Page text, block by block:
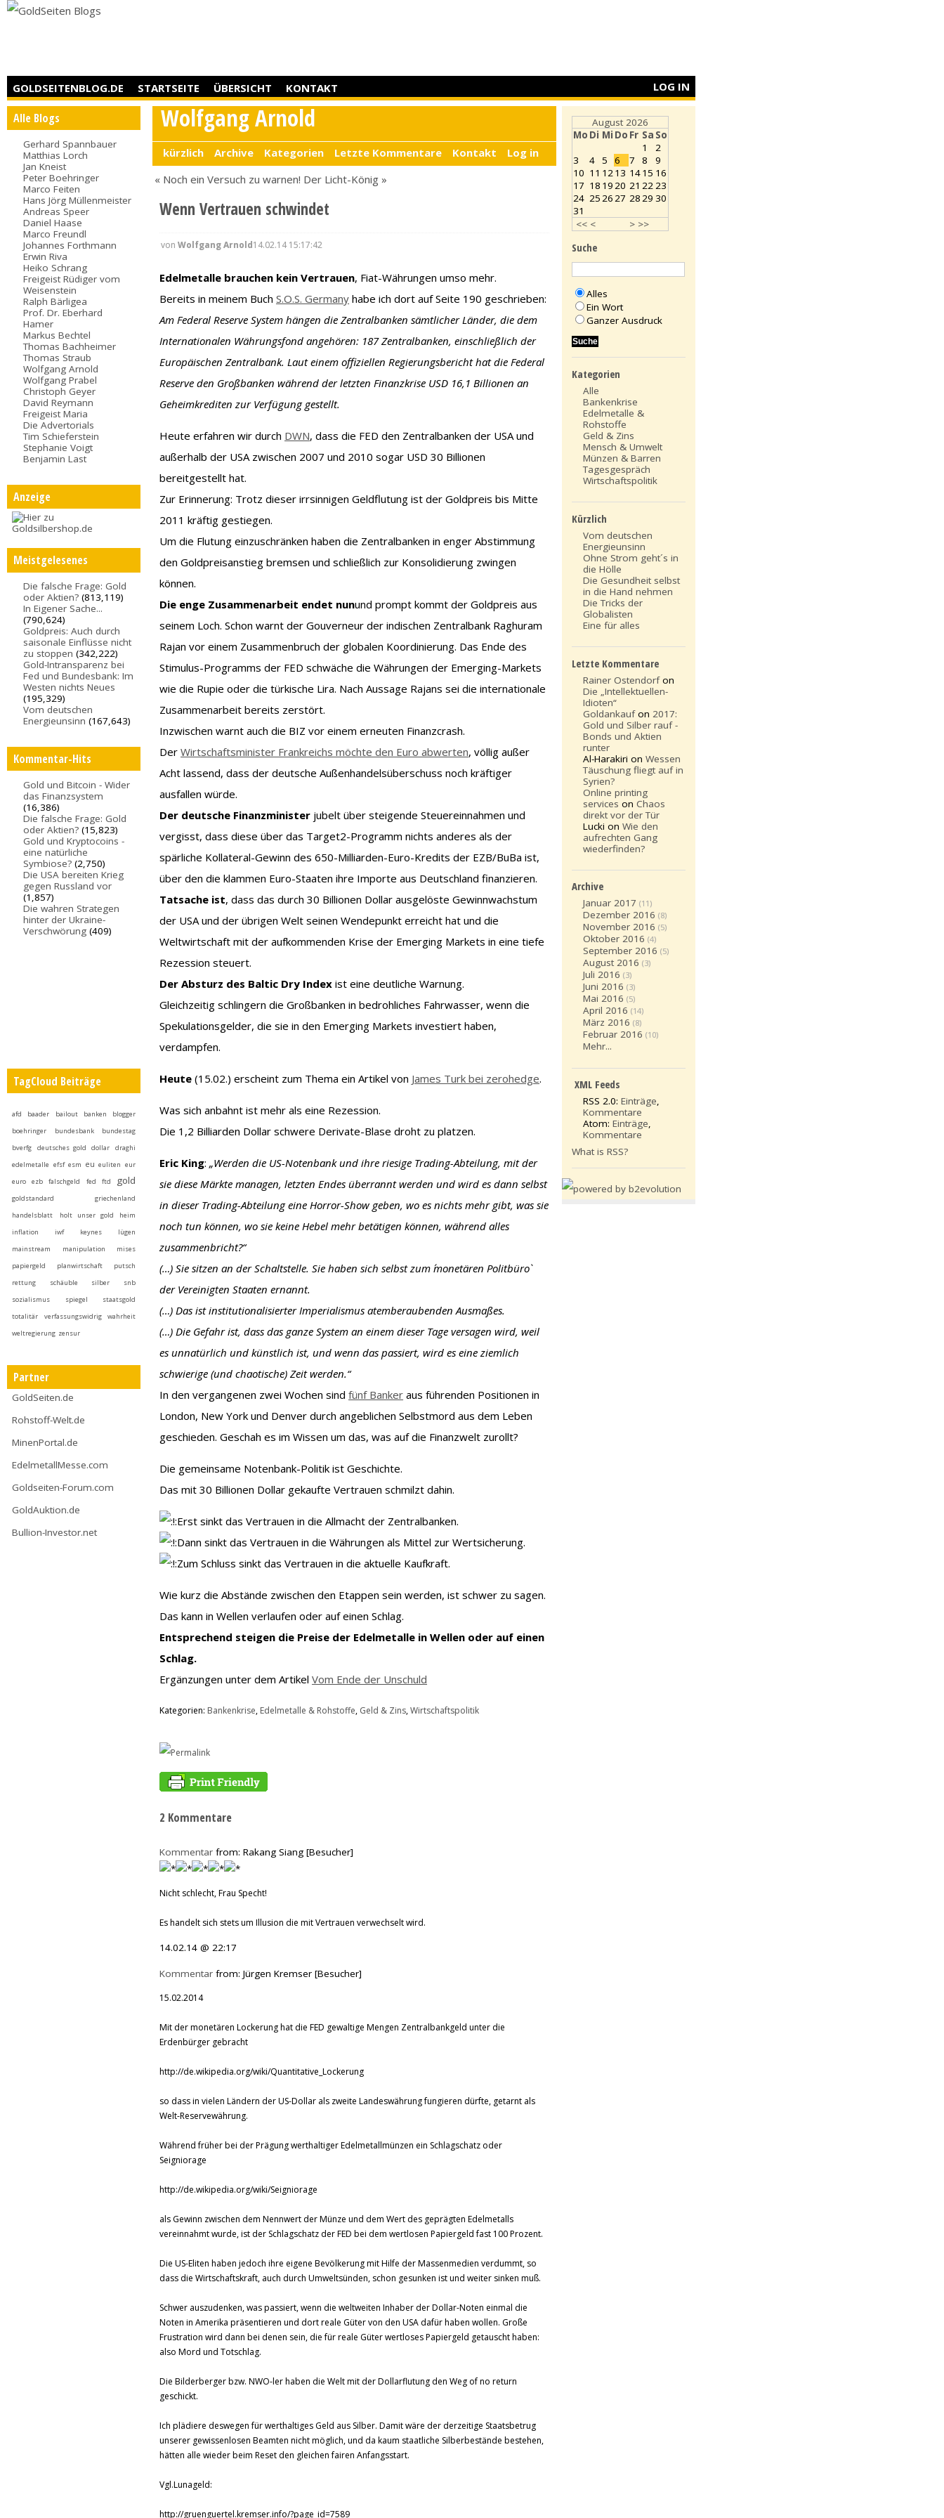
GOLDSEITENBLOG.DE STARTSEITE ÜBERSICHT KONTAKT LOG IN
Alle Blogs
Gerhard Spannbauer
Matthias Lorch
Jan Kneist
Peter Boehringer
Marco Feiten
Hans Jörg Müllenmeister
Andreas Speer
Daniel Haase
Marco Freundl
Johannes Forthmann
Erwin Riva
Heiko Schrang
Freigeist Rüdiger vom
Weisenstein
Ralph Bärligea
Prof. Dr. Eberhard
Hamer
Markus Bechtel
Thomas Bachheimer
Thomas Straub
Wolfgang Arnold
Wolfgang Prabel
Christoph Geyer
David Reymann
Freigeist Maria
Die Advertorials
Tim Schieferstein
Stephanie Voigt
Benjamin Last
Anzeige
Meistgelesenes
Die falsche Frage: Gold
oder Aktien? (813,119)
In Eigener Sache...
(790,624)
Goldpreis: Auch durch
saisonale Einflüsse nicht
zu stoppen (342,222)
Gold-Intransparenz bei
Fed und Bundesbank: Im
Westen nichts Neues
(195,329)
Vom deutschen
Energieunsinn (167,643)
Kommentar-Hits
Gold und Bitcoin - Wider
das Finanzsystem
(16,386)
Die falsche Frage: Gold
oder Aktien? (15,823)
Gold und Kryptocoins -
eine natürliche
Symbiose? (2,750)
Die USA bereiten Krieg
gegen Russland vor
(1,857)
Die wahren Strategen
hinter der Ukraine-
Verschwörung (409)
TagCloud Beiträge
afd baader bailout banken
blogger
boehringer
bundesbank
bundestag
bverfg
deutsches gold dollar
draghi
edelmetalle efsf esm eu euliten eur
euro
ezb falschgeld fed ftd gold
goldstandard
griechenland
handelsblatt
holt unser gold heim
inflation
iwf keynes
lügen
mainstream
manipulation
mises
papiergeld
planwirtschaft
putsch
rettung
schäuble silber
snb
sozialismus
spiegel
staatsgold
totalitär
verfassungswidrig
wahrheit
weltregierung zensur
Partner
GoldSeiten.de
Rohstoff-Welt.de
MinenPortal.de
EdelmetallMesse.com
Goldseiten-Forum.com
GoldAuktion.de
Bullion-Investor.net
Wolfgang Arnold
kürzlich Archive Kategorien Letzte Kommentare Kontakt
Log in
« Noch ein Versuch zu warnen! Der Licht-König »
Wenn Vertrauen schwindet
von Wolfgang Arnold14.02.14 15:17:42
Edelmetalle brauchen kein Vertrauen, Fiat-Währungen umso mehr.
Bereits in meinem BuchS.O.S. Germany habe ich dort auf Seite 190 geschrieben:
Am Federal Reserve System hängen die Zentralbanken sämtlicher Länder, die dem
Internationalen Währungsfond angehören: 187 Zentralbanken, einschließlich der
Europäischen Zentralbank. Laut einem offiziellen Regierungsbericht hat die Federal
Reserve den Großbanken während der letzten Finanzkrise USD 16,1 Billionen an
Geheimkrediten zur Verfügung gestellt.
Heute erfahren wir durch DWN, dass die FED den Zentralbanken der USA und
außerhalb der USA zwischen 2007 und 2010 sogar USD 30 Billionen
bereitgestellt hat.
Zur Erinnerung: Trotz dieser irrsinnigen Geldflutung ist der Goldpreis bis Mitte
2011 kräftig gestiegen.
Um die Flutung einzuschränken haben die Zentralbanken in enger Abstimmung
den Goldpreisanstieg bremsen und schließlich zur Konsolidierung zwingen
können.
Die enge Zusammenarbeit endet nunund prompt kommt der Goldpreis aus
seinem Loch. Schon warnt der Gouverneur der indischen Zentralbank Raghuram
Rajan vor einem Zusammenbruch der globalen Koordinierung. Das Ende des
Stimulus-Programms der FED schwäche die Währungen der Emerging-Markets
wie die Rupie oder die türkische Lira. Nach Aussage Rajans sei die internationale
Zusammenarbeit bereits zerstört.
Inzwischen warnt auch die BIZ vor einem erneuten Finanzcrash.
DerWirtschaftsminister Frankreichs möchte den Euro abwerten, völlig außer
Acht lassend, dass der deutsche Außenhandelsüberschuss noch kräftiger
ausfallen würde.
Der deutsche Finanzminister jubelt über steigende Steuereinnahmen und
vergisst, dass diese über das Target2-Programm nichts anderes als der
spärliche Kollateral-Gewinn des 650-Milliarden-Euro-Kredits der EZB/BuBa ist,
über den die klammen Euro-Staaten ihre Importe aus Deutschland finanzieren.
Tatsache ist, dass das durch 30 Billionen Dollar ausgelöste Gewinnwachstum
der USA und der übrigen Welt seinen Wendepunkt erreicht hat und die
Weltwirtschaft mit der aufkommenden Krise der Emerging Markets in eine tiefe
Rezession steuert.
Der Absturz des Baltic Dry Index ist eine deutliche Warnung.
Gleichzeitig schlingern die Großbanken in bedrohliches Fahrwasser, wenn die
Spekulationsgelder, die sie in den Emerging Markets investiert haben,
verdampfen.
Heute (15.02.) erscheint zum Thema ein Artikel von James Turk bei zerohedge.
Was sich anbahnt ist mehr als eine Rezession.
Die 1,2 Billiarden Dollar schwere Derivate-Blase droht zu platzen.
Eric King:„Werden die US-Notenbank und ihre riesige Trading-Abteilung, mit der
sie diese Märkte managen, letzten Endes überrannt werden und wird es dann selbst
in dieser Trading-Abteilung eine Horror-Show geben, wo es nichts mehr gibt, was sie
noch tun können, wo sie keine Hebel mehr betätigen können, während alles
zusammenbricht?“
(…) Sie sitzen an der Schaltstelle. Sie haben sich selbst zum ´monetären Politbüro`
der Vereinigten Staaten ernannt.
(…) Das ist institutionalisierter Imperialismus atemberaubenden Ausmaßes.
(…) Die Gefahr ist, dass das ganze System an einem dieser Tage versagen wird, weil
es unnatürlich und künstlich ist, und wenn das passiert, wird es eine ziemlich
schwierige (und chaotische) Zeit werden.“
In den vergangenen zwei Wochen sindfünf Banker aus führenden Positionen in
London, New York und Denver durch angeblichen Selbstmord aus dem Leben
geschieden. Geschah es im Wissen um das, was auf die Finanzwelt zurollt?
Die gemeinsame Notenbank-Politik ist Geschichte.
Das mit 30 Billionen Dollar gekaufte Vertrauen schmilzt dahin.
Erst sinkt das Vertrauen in die Allmacht der Zentralbanken.
Dann sinkt das Vertrauen in die Währungen als Mittel zur Wertsicherung.
Zum Schluss sinkt das Vertrauen in die aktuelle Kaufkraft.
Wie kurz die Abstände zwischen den Etappen sein werden, ist schwer zu sagen.
Das kann in Wellen verlaufen oder auf einen Schlag.
Entsprechend steigen die Preise der Edelmetalle in Wellen oder auf einen
Schlag.
Ergänzungen unter dem ArtikelVom Ende der Unschuld
Kategorien: Bankenkrise, Edelmetalle & Rohstoffe, Geld & Zins,Wirtschaftspolitik
2 Kommentare
Kommentar from: Rakang Siang [Besucher]
Nicht schlecht, Frau Specht!
Es handelt sich stets um Illusion die mit Vertrauen verwechselt wird.
14.02.14 @ 22:17
Kommentar from: Jürgen Kremser [Besucher]
15.02.2014
Mit der monetären Lockerung hat die FED gewaltige Mengen Zentralbankgeld unter die
Erdenbürger gebracht
http://de.wikipedia.org/wiki/Quantitative_Lockerung
so dass in vielen Ländern der US-Dollar als zweite Landeswährung fungieren dürfte, getarnt als
Welt-Reservewährung.
Während früher bei der Prägung werthaltiger Edelmetallmünzen ein Schlagschatz oder
Seigniorage
http://de.wikipedia.org/wiki/Seigniorage
als Gewinn zwischen dem Nennwert der Münze und dem Wert des geprägten Edelmetalls
vereinnahmt wurde, ist der Schlagschatz der FED bei dem wertlosen Papiergeld fast 100 Prozent.
Die US-Eliten haben jedoch ihre eigene Bevölkerung mit Hilfe der Massenmedien verdummt, so
dass die Wirtschaftskraft, auch durch Umweltsünden, schon gesunken ist und weiter sinken muß.
Schwer auszudenken, was passiert, wenn die weltweiten Inhaber der Dollar-Noten einmal die
Noten in Amerika präsentieren und dort reale Güter von den USA dafür haben wollen. Große
Frustration wird dann bei denen sein, die für reale Güter wertloses Papiergeld getauscht haben:
also Mord und Totschlag.
Die Bilderberger bzw. NWO-ler haben die Welt mit der Dollarflutung den Weg of no return
geschickt.
Ich plädiere deswegen für werthaltiges Geld aus Silber. Damit wäre der derzeitige Staatsbetrug
unserer gewissenlosen Beamten nicht möglich, und da kaum staatliche Silberbestände bestehen,
hätten alle wieder beim Reset den gleichen fairen Anfangsstart.
Vgl.Lunageld:
http://gruenguertel.kremser.info/?page_id=7589
August 2026
Mo Di Mi Do Fr Sa So
<< < > >>
1
2
3
4 5 6 7 8
9
10 11 1213 1415 16
17 18 1920 21 2223
24 252627 2829 30
31
Suche
Alles
Ein Wort
Ganzer Ausdruck
Kategorien
Alle
Bankenkrise
Edelmetalle &
Rohstoffe
Geld & Zins
Mensch & Umwelt
Münzen & Barren
Tagesgespräch
Wirtschaftspolitik
Kürzlich
Vom deutschen
Energieunsinn
Ohne Strom geht´s in
die Hölle
Die Gesundheit selbst
in die Hand nehmen
Die Tricks der
Globalisten
Eine für alles
Letzte Kommentare
Rainer Ostendorfon
Die „Intellektuellen-
Idioten“
Goldankaufon 2017:
Gold und Silber rauf -
Bonds und Aktien
runter
Al-Harakiri onWessen
Täuschung fliegt auf in
Syrien?
Online printing
services onChaos
direkt vor der Tür
Lucki onWie den
aufrechten Gang
wiederfinden?
Archive
Januar 2017 (11)
Dezember 2016 (8)
November 2016 (5)
Oktober 2016 (4)
September 2016 (5)
August 2016 (3)
Juli 2016 (3)
Juni 2016 (3)
Mai 2016 (5)
April 2016 (14)
März 2016 (8)
Februar 2016 (10)
Mehr...
XML Feeds
RSS 2.0:Einträge,
Kommentare
Atom:Einträge,
Kommentare
What is RSS?